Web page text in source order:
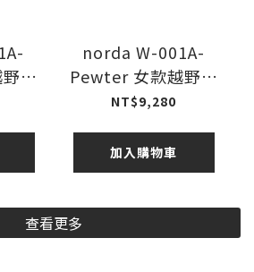
跑
norda W-001A-
Pewter 女款越野跑
鞋 26FW
NT$9,280
加入購物車
查看更多